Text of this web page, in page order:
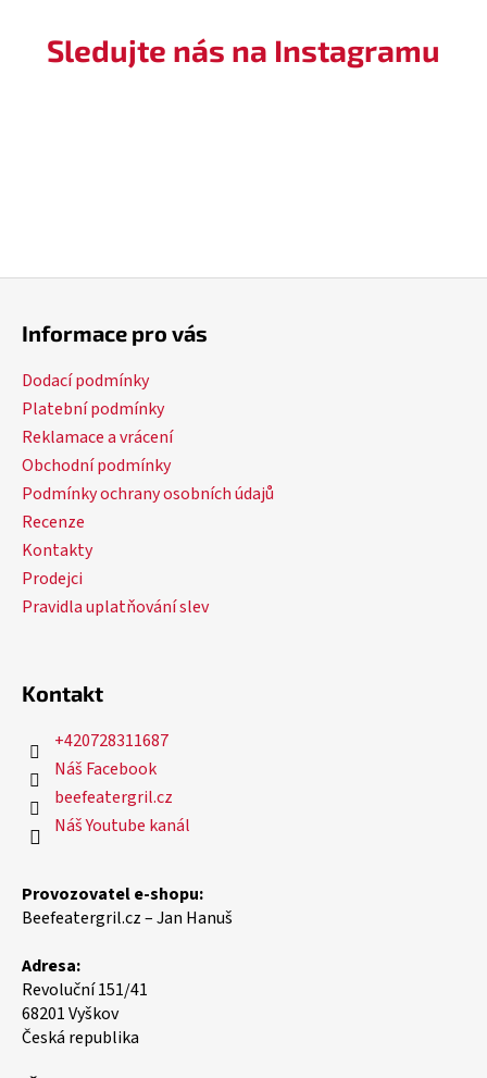
Kč
Původně:
Sledujte nás na Instagramu
Informace pro vás
Dodací podmínky
Platební podmínky
Reklamace a vrácení
Obchodní podmínky
Podmínky ochrany osobních údajů
Recenze
Kontakty
Prodejci
Pravidla uplatňování slev
Kontakt
+420728311687
Náš Facebook
beefeatergril.cz
Náš Youtube kanál
Provozovatel e-shopu:
Beefeatergril.cz – Jan Hanuš
Adresa:
Revoluční 151/41
68201 Vyškov
Česká republika